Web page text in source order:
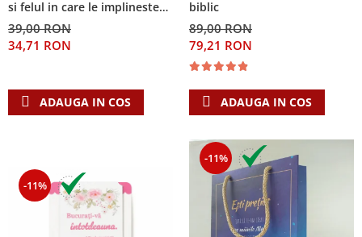
si felul in care le implineste
invatatura crestina
39,00 RON
34,71 RON
ADAUGA IN COS
biblic
89,00 RON
79,21 RON
ADAUGA IN COS
-11%
-11%